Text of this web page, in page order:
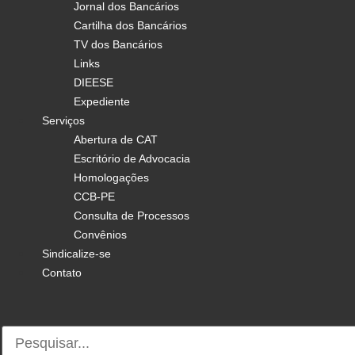
Jornal dos Bancários
Cartilha dos Bancários
TV dos Bancários
Links
DIEESE
Expediente
Serviços
Abertura de CAT
Escritório de Advocacia
Homologações
CCB-PE
Consulta de Processos
Convênios
Sindicalize-se
Contato